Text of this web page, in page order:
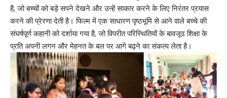
है, जो बच्चों को बड़े सपने देखने और उन्हें साकार करने के लिए निरंतर प्रयास
करने की प्रेरणा देती है। फिल्म में एक साधारण पृष्ठभूमि से आने वाले बच्चे की
संघर्षपूर्ण कहानी को दर्शाया गया है, जो विपरीत परिस्थितियों के बावजूद शिक्षा के
प्रति अपनी लगन और मेहनत के बल पर आगे बढ़ने का संकल्प लेता है।